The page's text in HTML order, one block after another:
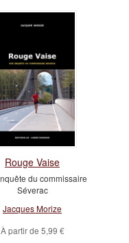
Rouge Vaise
du commissaire
Séverac
Jacques Morize
À partir de 5,99 €